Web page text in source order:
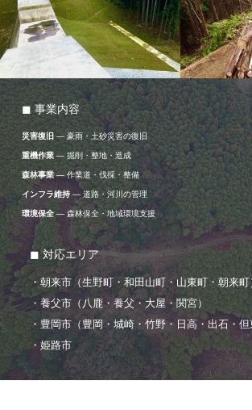
◼︎ 事業内容
災害復旧 — 豪雨・土砂災害の復旧
重機作業 — 掘削・整地・造成
森林事業— 作業道・伐採・整備
インフラ維持 — 道路・河川の管理
環境保全 — 森林保全・地域環境支援
◼︎ 対応エリア
・朝来市（生野町・和田山町・山東町・朝来町
・養父市（八鹿・養父・大屋・関宮）
・豊岡市（豊岡・城崎・竹野・日高・出石・但
・姫路市